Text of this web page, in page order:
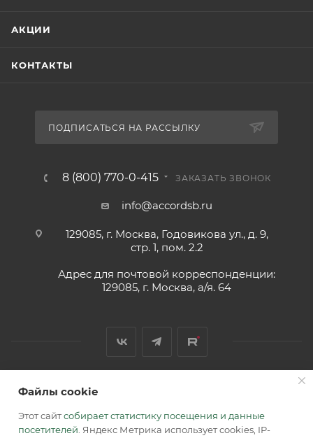
АКЦИИ
КОНТАКТЫ
ПОДПИСАТЬСЯ НА РАССЫЛКУ
8 (800) 770-0-415 ЗАКАЗАТЬ ЗВОНОК
info@accordsb.ru
129085, г. Москва, Годовикова ул., д. 9,
стр. 1, пом. 2.2
Адрес для почтовой корреспонденции:
129085, г. Москва, а/я. 64
2026 © Обращаем Ваше внимание на то, что вся
информация, размещенная на сайте, носит
информационный характер и не является публичной
Файлы cookie
Этот сайтсобирает статистику посещения и данные
посетителей . Яндекс Метрика использует cookies, IP-